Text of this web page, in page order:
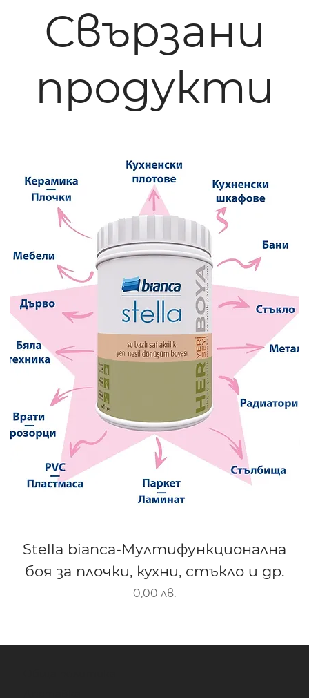
Свързани
продукти
Stella bianca-Мултифункционална
боя за плочки, кухни, стъкло и др.
Цена
0,00 лв.